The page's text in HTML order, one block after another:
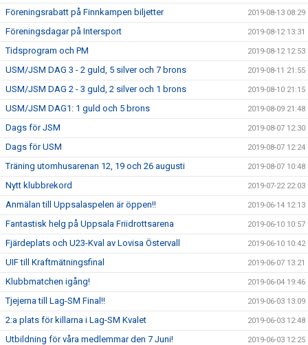
Föreningsrabatt på Finnkampen biljetter 2019-08-13 08:29
Föreningsdagar på Intersport 2019-08-12 13:31
Tidsprogram och PM 2019-08-12 12:53
USM/JSM DAG 3 - 2 guld, 5 silver och 7 brons 2019-08-11 21:55
USM/JSM DAG 2 - 3 guld, 2 silver och 1 brons 2019-08-10 21:15
USM/JSM DAG1: 1 guld och 5 brons 2019-08-09 21:48
Dags för JSM 2019-08-07 12:30
Dags för USM 2019-08-07 12:24
Träning utomhusarenan 12, 19 och 26 augusti 2019-08-07 10:48
Nytt klubbrekord 2019-07-22 22:03
Anmälan till Uppsalaspelen är öppen!! 2019-06-14 12:13
Fantastisk helg på Uppsala Friidrottsarena 2019-06-10 10:57
Fjärdeplats och U23-Kval av Lovisa Östervall 2019-06-10 10:42
UIF till Kraftmätningsfinal 2019-06-07 13:21
Klubbmatchen igång! 2019-06-04 19:46
Tjejerna till Lag-SM Final!! 2019-06-03 13:09
2:a plats för killarna i Lag-SM Kvalet 2019-06-03 12:48
Utbildning för våra medlemmar den 7 Juni! 2019-06-03 12:25